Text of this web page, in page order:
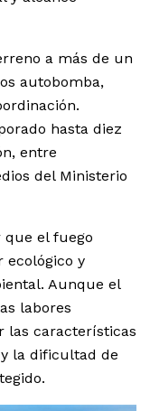
a más de un
autobomba,
hasta diez
entre
del Ministerio
que el fuego
ecológico y
Aunque el
labores
las características
la dificultad de